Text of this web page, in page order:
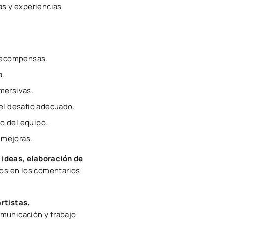
y experiencias
desafío adecuado.
del equipo.
elaboración de
en los comentarios
y trabajo